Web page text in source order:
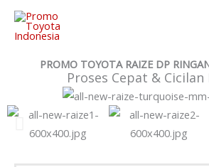
Skip
PROMO TOYOTA RAIZE DP
Proses Cepat & Cicilan